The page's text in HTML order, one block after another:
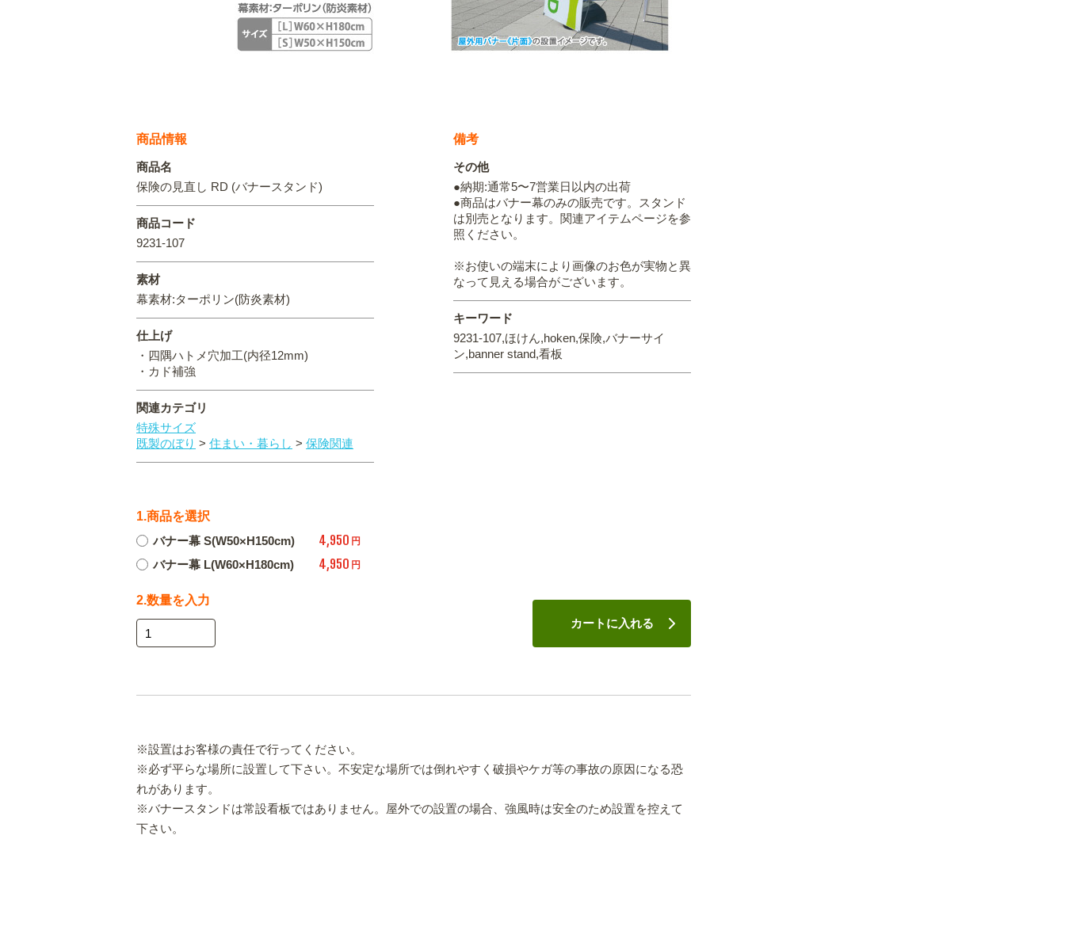
商品情報
商品名
保険の見直し RD (バナースタンド)
商品コード
9231-107
素材
幕素材:ターポリン(防炎素材)
仕上げ
・四隅ハトメ穴加工(内径12mm)
・カド補強
関連カテゴリ
特殊サイズ
既製のぼり > 住まい・暮らし > 保険関連
備考
その他
●納期:通常5〜7営業日以内の出荷
●商品はバナー幕のみの販売です。スタンド
は別売となります。関連アイテムページを参
照ください。
※お使いの端末により画像のお色が実物と異
なって見える場合がございます。
キーワード
9231-107,ほけん,hoken,保険,バナーサイ
ン,banner stand,看板
1.商品を選択
バナー幕 S(W50×H150cm)
4,950 円
バナー幕 L(W60×H180cm) 4,950 円
2.数量を入力
カートに入れる
※設置はお客様の責任で行ってください。
※必ず平らな場所に設置して下さい。不安定な場所では倒れやすく破損やケガ等の事故の原因になる恐
れがあります。
※バナースタンドは常設看板ではありません。屋外での設置の場合、強風時は安全のため設置を控えて
下さい。